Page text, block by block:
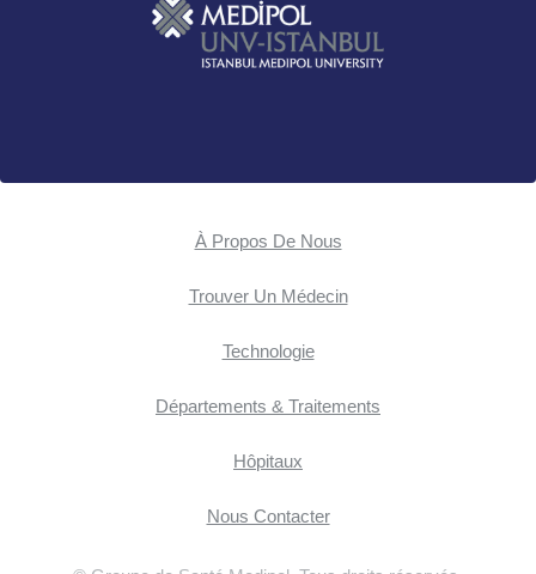
À Propos De Nous
Trouver Un Médecin
Technologie
Départements & Traitements
Hôpitaux
Nous Contacter